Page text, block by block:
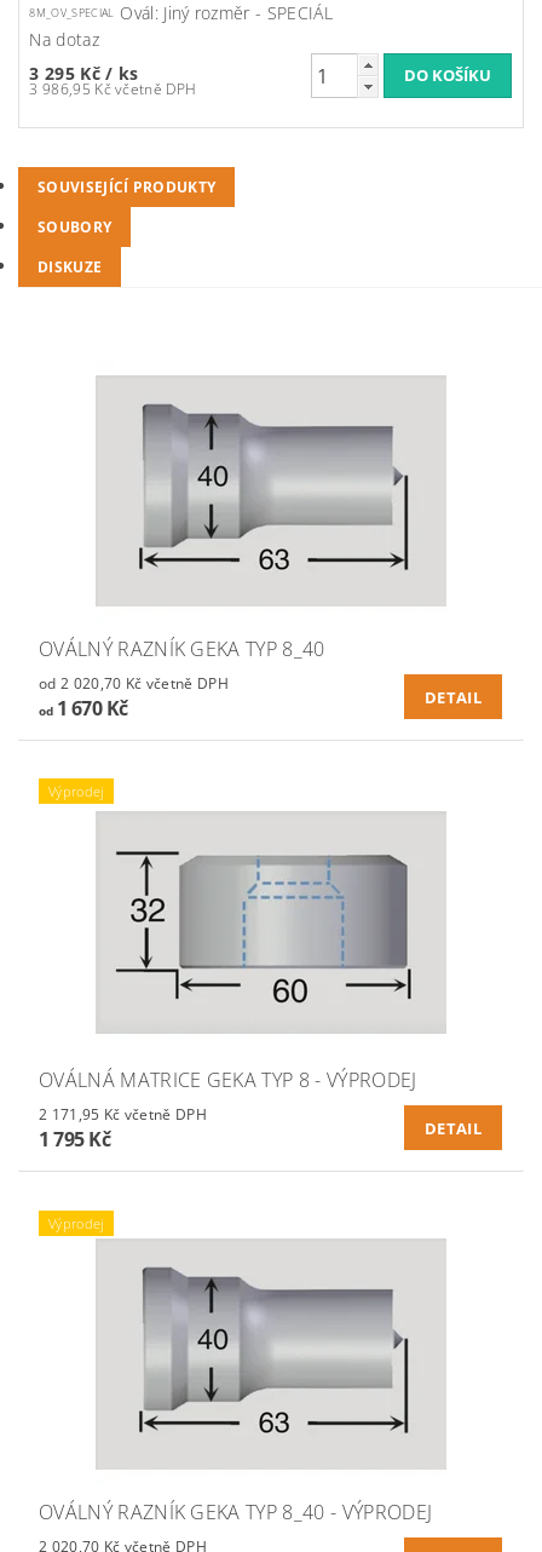
8M_OV_SPECIAL Ovál: Jiný rozměr - SPECIÁL
Na dotaz
3 295 Kč/ ks
3 986,95 Kč včetně DPH
SOUVISEJÍCÍ PRODUKTY
SOUBORY
DISKUZE
OVÁLNÝ RAZNÍK GEKA TYP 8_40
od 2 020,70 Kč včetně DPH
od1 670 Kč DETAIL
Výprodej
OVÁLNÁ MATRICE GEKA TYP 8 - VÝPRODEJ
2 171,95 Kč včetně DPH
1 795 Kč DETAIL
Výprodej
OVÁLNÝ RAZNÍK GEKA TYP 8_40 - VÝPRODEJ
2 020,70 Kč včetně DPH